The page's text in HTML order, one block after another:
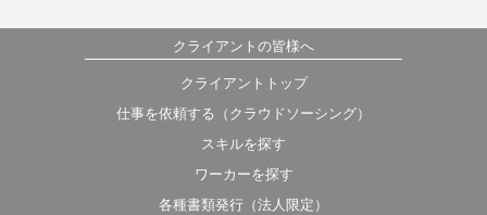
クライアントの皆様へ
クライアントトップ
仕事を依頼する（クラウドソーシング）
スキルを探す
ワーカーを探す
各種書類発行（法人限定）